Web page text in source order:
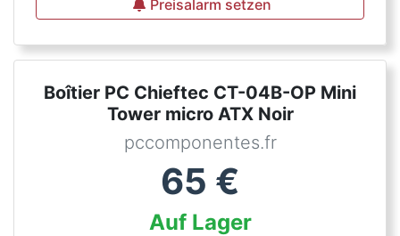
Preisalarm setzen
Boîtier PC Chieftec CT-04B-OP Mini
Tower micro ATX Noir
pccomponentes.fr
65 €
Auf Lager